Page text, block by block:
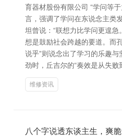
育器材股份有限公司 “学问等
言，强调了学问在东说念主类
坦曾说：“联想力比学问更遑急
想是鼓励社会跨越的要道。而
说乎”则说念出了学习的乐趣
劲时，丘吉尔的“奏效是从失败
维修资讯
八个字说透东谈主生，爽脆